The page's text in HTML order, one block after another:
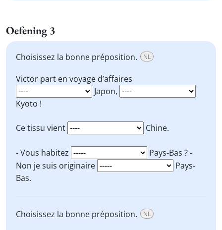
Oefening 3
Choisissez la bonne préposition. NL
Victor part en voyage d’affaires
Japon,
Kyoto !
Ce tissu vient Chine.
- Vous habitez
Pays-Bas ? -
Non je suis originaire
Pays-
Bas.
Choisissez la bonne préposition. NL